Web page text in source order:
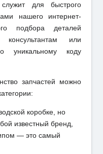
для быстрого
нашего интернет-
подбора деталей
или
уникальному коду
запчастей можно
коробке, но
известный бренд,
— это самый